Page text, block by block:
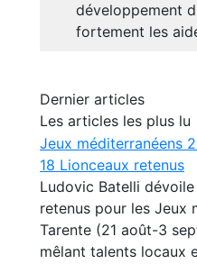
développement
fortement les
Dernier articles
Les articles les plus lu
Jeux méditerranéens
18 Lionceaux retenus
Ludovic Batelli
retenus pour les Jeux
Tarente (21 août-3
mêlant talents locaux